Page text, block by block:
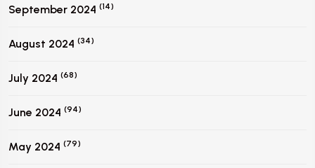
September 2024 (14)
August 2024 (34)
July 2024 (68)
June 2024 (94)
May 2024 (79)